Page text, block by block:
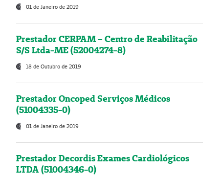
01 de Janeiro de 2019
Prestador CERPAM – Centro de Reabilitação
S/S Ltda-ME (52004274-8)
18 de Outubro de 2019
Prestador Oncoped Serviços Médicos
(51004335-0)
01 de Janeiro de 2019
Prestador Decordis Exames Cardiológicos
LTDA (51004346-0)